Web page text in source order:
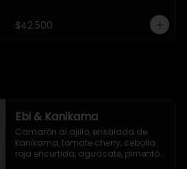
semillas de ajonjolí mixto.
$42.500
Ebi & Kanikama
Camarón al ajillo, ensalada de
kanikama, tomate cherry, cebolla
roja encurtida, aguacate, pimentón